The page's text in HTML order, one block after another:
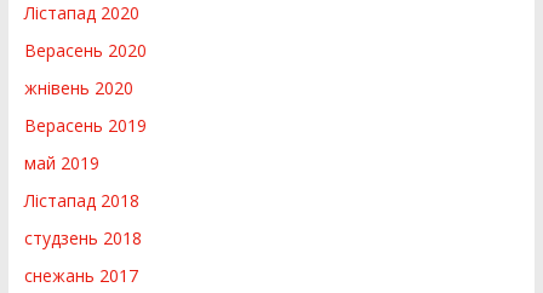
Лістапад 2020
Верасень 2020
жнівень 2020
Верасень 2019
май 2019
Лістапад 2018
студзень 2018
снежань 2017